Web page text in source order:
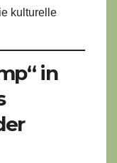
kulturelle
in